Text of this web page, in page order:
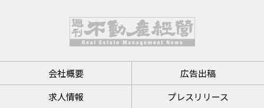
会社概要
広告出稿
求人情報
プレスリリース